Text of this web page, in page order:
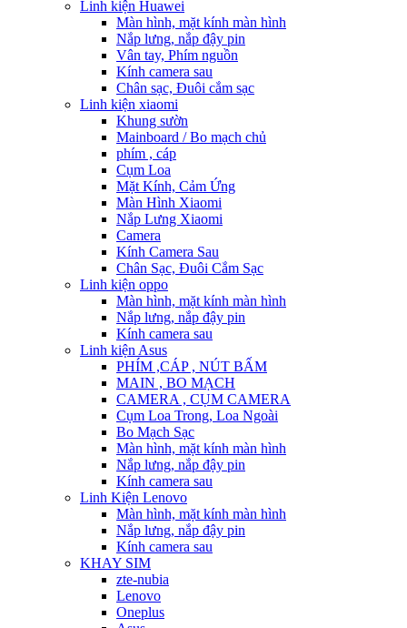
Linh kiện Huawei
Màn hình, mặt kính màn hình
Nắp lưng, nắp đậy pin
Vân tay, Phím nguồn
Kính camera sau
Chân sạc, Đuôi cắm sạc
Linh kiện xiaomi
Khung sườn
Mainboard / Bo mạch chủ
phím , cáp
Cụm Loa
Mặt Kính, Cảm Ứng
Màn Hình Xiaomi
Nắp Lưng Xiaomi
Camera
Kính Camera Sau
Chân Sạc, Đuôi Cắm Sạc
Linh kiện oppo
Màn hình, mặt kính màn hình
Nắp lưng, nắp đậy pin
Kính camera sau
Linh kiện Asus
PHÍM ,CÁP , NÚT BẤM
MAIN , BO MẠCH
CAMERA , CỤM CAMERA
Cụm Loa Trong, Loa Ngoài
Bo Mạch Sạc
Màn hình, mặt kính màn hình
Nắp lưng, nắp đậy pin
Kính camera sau
Linh Kiện Lenovo
Màn hình, mặt kính màn hình
Nắp lưng, nắp đậy pin
Kính camera sau
KHAY SIM
zte-nubia
Lenovo
Oneplus